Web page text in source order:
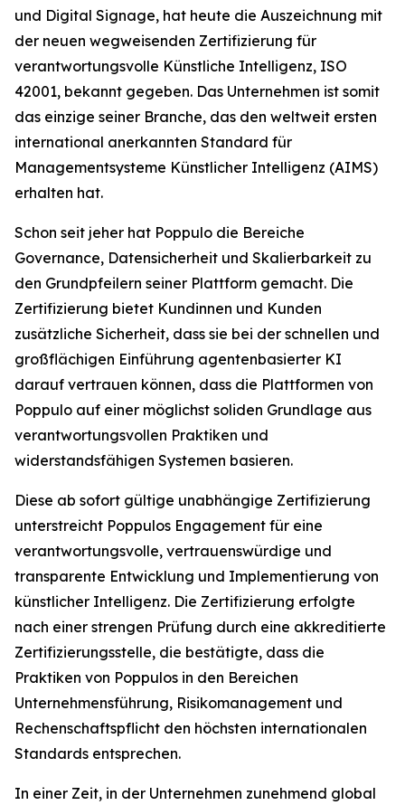
und Digital Signage, hat heute die Auszeichnung mit
der neuen wegweisenden Zertifizierung für
verantwortungsvolle Künstliche Intelligenz, ISO
42001, bekannt gegeben. Das Unternehmen ist somit
das einzige seiner Branche, das den weltweit ersten
international anerkannten Standard für
Managementsysteme Künstlicher Intelligenz (AIMS)
erhalten hat.
Schon seit jeher hat Poppulo die Bereiche
Governance, Datensicherheit und Skalierbarkeit zu
den Grundpfeilern seiner Plattform gemacht. Die
Zertifizierung bietet Kundinnen und Kunden
zusätzliche Sicherheit, dass sie bei der schnellen und
großflächigen Einführung agentenbasierter KI
darauf vertrauen können, dass die Plattformen von
Poppulo auf einer möglichst soliden Grundlage aus
verantwortungsvollen Praktiken und
widerstandsfähigen Systemen basieren.
Diese ab sofort gültige unabhängige Zertifizierung
unterstreicht Poppulos Engagement für eine
verantwortungsvolle, vertrauenswürdige und
transparente Entwicklung und Implementierung von
künstlicher Intelligenz. Die Zertifizierung erfolgte
nach einer strengen Prüfung durch eine akkreditierte
Zertifizierungsstelle, die bestätigte, dass die
Praktiken von Poppulos in den Bereichen
Unternehmensführung, Risikomanagement und
Rechenschaftspflicht den höchsten internationalen
Standards entsprechen.
In einer Zeit, in der Unternehmen zunehmend global